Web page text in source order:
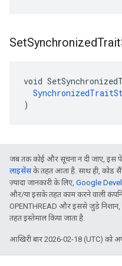
SetSynchronizedTrait
void
)
जब तक कोई और सूचना न दी जाए, इस
लाइसेंसके तहत आता है. साथ ही, कोड
ज़्यादा जानकारी के लिए, Google
और/या इसके तहत काम करने वाली
OPENTHREAD और इससे जुड़े निशान,
तहत इस्तेमाल किया जाता है.
आखिरी बार 2026-02-18 (UTC) को